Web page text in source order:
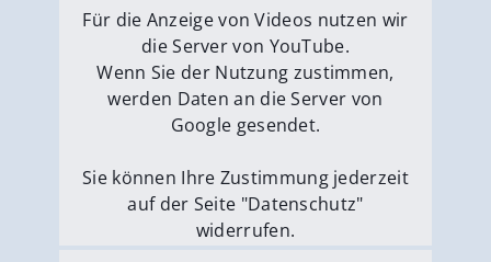
Für die Anzeige von Videos nutzen wir
die Server von YouTube.
Wenn Sie der Nutzung zustimmen,
werden Daten an die Server von
Google gesendet.
Sie können Ihre Zustimmung jederzeit
auf der Seite "Datenschutz"
widerrufen.